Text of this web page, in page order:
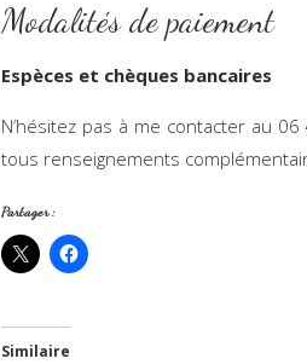
Modalités de paiement
Espèces et chèques bancaires
N’hésitez pas à me contacter au
tous renseignements
Partager :
Similaire